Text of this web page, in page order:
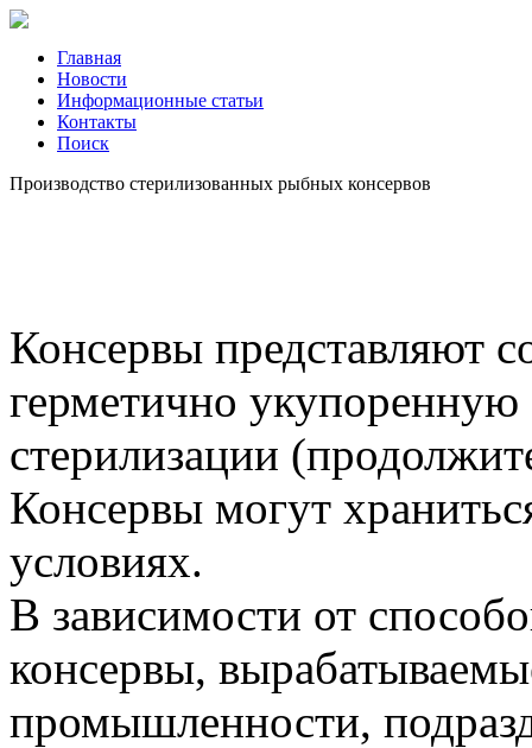
Главная
Новости
Информационные статьи
Контакты
Поиск
Производство стерилизованных рыбных консервов
Консервы представляют
герметично
стерилизации
Консервы могут
условиях.
В зависимости от
консервы,
промышленности,